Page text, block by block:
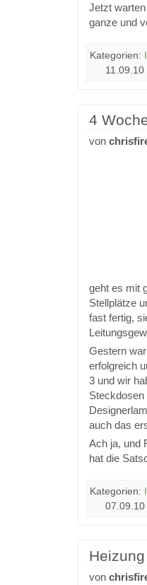
Jetzt
ganze und
Kategorien:
11.09.10
4
von
geht es mit
Stellplätze
fast fertig,
Gestern
erfolgreich
3 und wir
Steckdosen
auch das
Ach ja, und
hat die
Kategorien:
07.09.10
von